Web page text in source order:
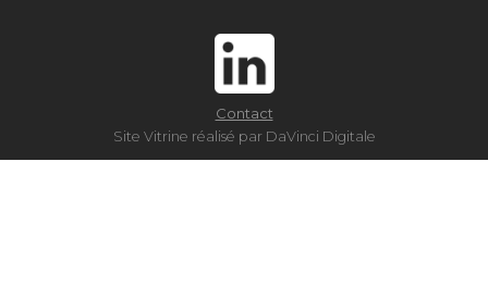
Site Vitrine réalisé par DaVinci Digitale
Contact